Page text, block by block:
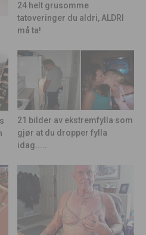
24 helt grusomme
tatoveringer du aldri, ALDRI
må ta!
21 bilder av ekstremfylla som
gjør at du dropper fylla
idag.....